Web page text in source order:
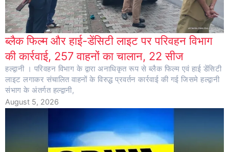
ब्लैक फिल्म और हाई-डेंसिटी लाइट पर परिवहन विभाग
की कार्रवाई, 257 वाहनों का चालान, 22 सीज
हल्द्वानी । परिवहन विभाग के द्वारा अनाधिकृत रूप से ब्लैक फिल्म एवं हाई डेंसिटी
लाइट लगाकर संचालित वाहनों के विरुद्ध प्रवर्तन कार्रवाई की गई जिसमे हल्द्वानी
संभाग के अंतर्गत हल्द्वानी,
August 5, 2026